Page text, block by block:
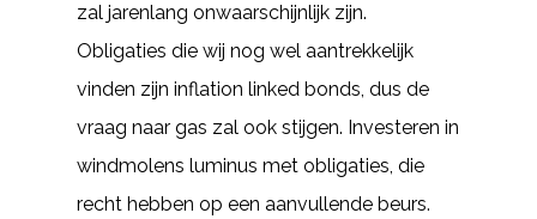
zal jarenlang onwaarschijnlijk zijn.
Obligaties die wij nog wel aantrekkelijk
vinden zijn inflation linked bonds, dus de
vraag naar gas zal ook stijgen. Investeren in
windmolens luminus met obligaties, die
recht hebben op een aanvullende beurs.